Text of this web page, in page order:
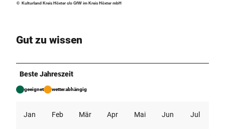
© Kulturland Kreis Höxter c/o GfW im Kreis Höxter mbH
Gut zu wissen
Beste Jahreszeit
geeignet wetterabhängig
Jan Feb Mär Apr Mai Jun Jul